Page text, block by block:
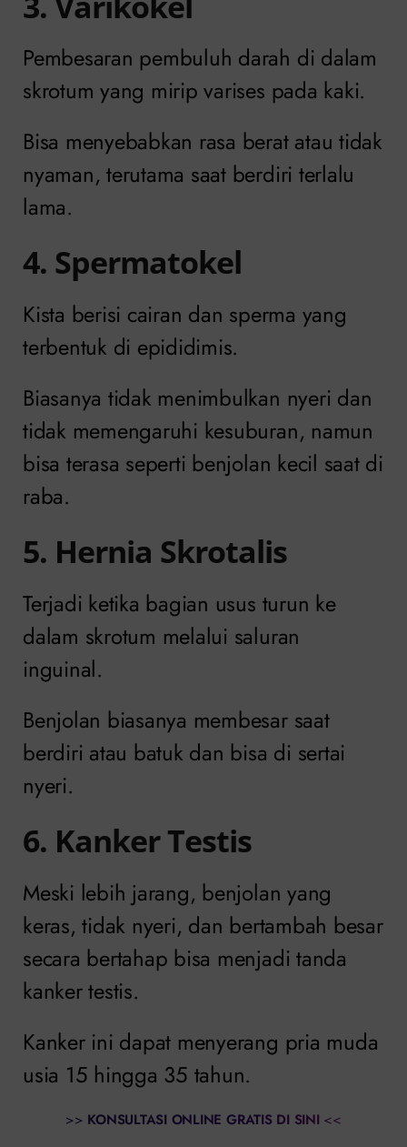
Pembesaran pembuluh darah di dalam
skrotum yang mirip varises pada kaki.
Bisa menyebabkan rasa berat atau tidak
nyaman, terutama saat berdiri terlalu
lama.
4. Spermatokel
Kista berisi cairan dan sperma yang
terbentuk di epididimis.
Biasanya tidak menimbulkan nyeri dan
tidak memengaruhi kesuburan, namun
bisa terasa seperti benjolan kecil saat di
raba.
5. Hernia Skrotalis
Terjadi ketika bagian usus turun ke
dalam skrotum melalui saluran
inguinal.
Benjolan biasanya membesar saat
berdiri atau batuk dan bisa di sertai
nyeri.
6. Kanker Testis
Meski lebih jarang, benjolan yang
keras, tidak nyeri, dan bertambah besar
secara bertahap bisa menjadi tanda
kanker testis.
Kanker ini dapat menyerang pria muda
usia 15 hingga 35 tahun.
>> KONSULTASI ONLINE GRATIS DI SINI <<